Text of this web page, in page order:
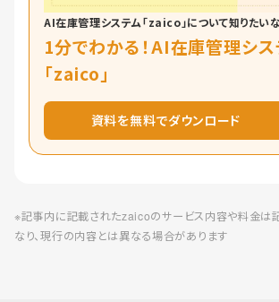
AI在庫管理システム「zaico」について知りたいな
1分でわかる！AI在庫管理シス
「zaico」
資料を無料でダウンロード
※記事内に記載されたzaicoのサービス内容や料金は
なり、現行の内容とは異なる場合があります